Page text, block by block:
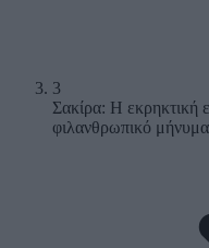
3
Σακίρα: Η εκρηκτική
φιλανθρωπικό